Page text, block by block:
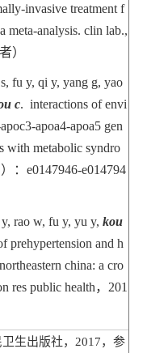
invasive treatment f
meta-analysis. clin lab.,
）
fu y, qi y, yang g, yao
c. interactions of envi
apoa4-apoa5 gen
with metabolic syndro
）： e0147946-e014794
rao w, fu y, yu y, kou
prehypertension and h
china: a cro
res public health， 201
生出版社， 2017，参